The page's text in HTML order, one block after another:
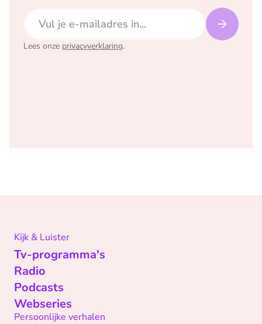
Lees onze privacyverklaring.
Kijk & Luister
Tv-programma's
Radio
Podcasts
Webseries
Persoonlijke verhalen